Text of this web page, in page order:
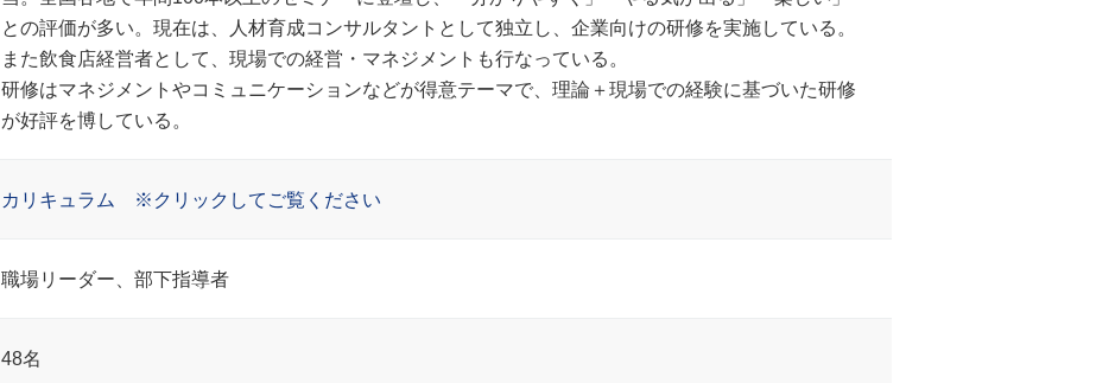
との評価が多い。現在は、人材育成コンサルタントとして独立し、企業向けの研修を実施している。
また飲食店経営者として、現場での経営・マネジメントも行なっている。
研修はマネジメントやコミュニケーションなどが得意テーマで、理論＋現場での経験に基づいた研修
が好評を博している。
カリキュラム ※クリックしてご覧ください
職場リーダー、部下指導者
48名